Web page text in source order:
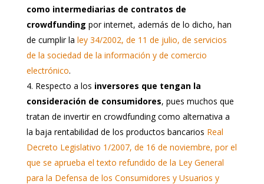
como intermediarias de contratos de
crowdfunding por internet, además de lo dicho, han
de cumplir la ley 34/2002, de 11 de julio, de servicios
de la sociedad de la información y de comercio
electrónico.
Respecto a los inversores que tengan la
consideración de consumidores, pues muchos que
tratan de invertir en crowdfunding como alternativa a
la baja rentabilidad de los productos bancarios Real
Decreto Legislativo 1/2007, de 16 de noviembre, por el
que se aprueba el texto refundido de la Ley General
para la Defensa de los Consumidores y Usuarios y